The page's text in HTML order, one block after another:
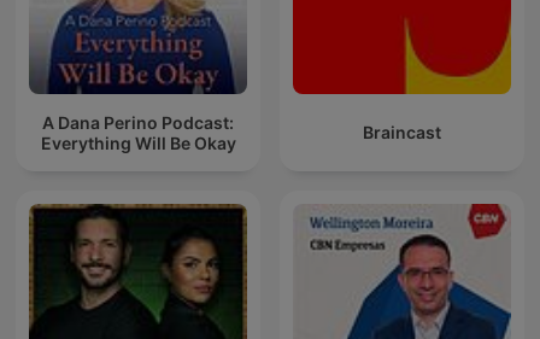
A Dana Perino Podcast:
Everything Will Be Okay
Braincast